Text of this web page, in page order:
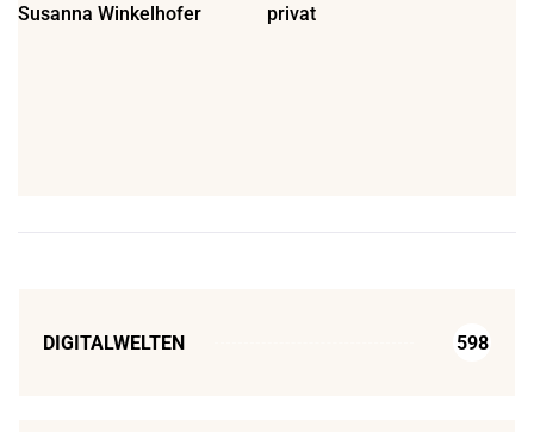
Susanna Winkelhofer privat
DIGITALWELTEN 598